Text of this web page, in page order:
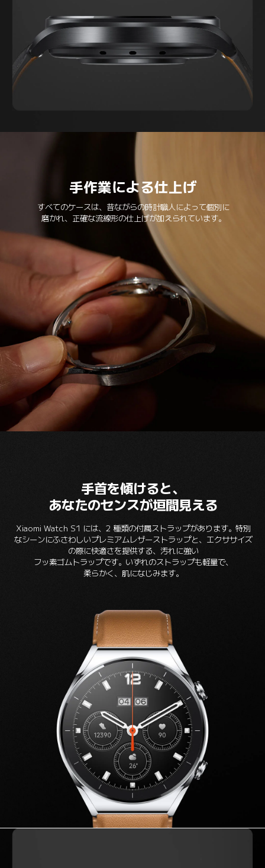
手作業による仕上げ
すべてのケースは、昔ながらの時計職人によって個別に
磨かれ、正確な流線形の仕上げが加えられています。
手首を傾けると、
あなたのセンスが垣間見える
Xiaomi Watch S1 には、2 種類の付属ストラップがあります。特別
なシーンにふさわしいプレミアムレザーストラップと、エクササイズ
の際に快適さを提供する、汚れに強い
フッ素ゴムトラップです。いずれのストラップも軽量で、
柔らかく、肌になじみます。